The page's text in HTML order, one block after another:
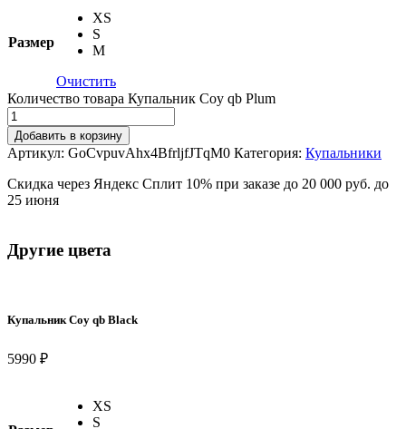
Размер
XS
S
M
Очистить
Количество товара Купальник Coy qb Plum
Добавить в корзину
Артикул: GoCvpuvAhx4BfrljfJTqM0 Категория: Купальники
Скидка через Яндекс Сплит 10% при заказе до 20 000 руб. до
25 июня
Другие цвета
Купальник Coy qb Black
5990 ₽
XS
S